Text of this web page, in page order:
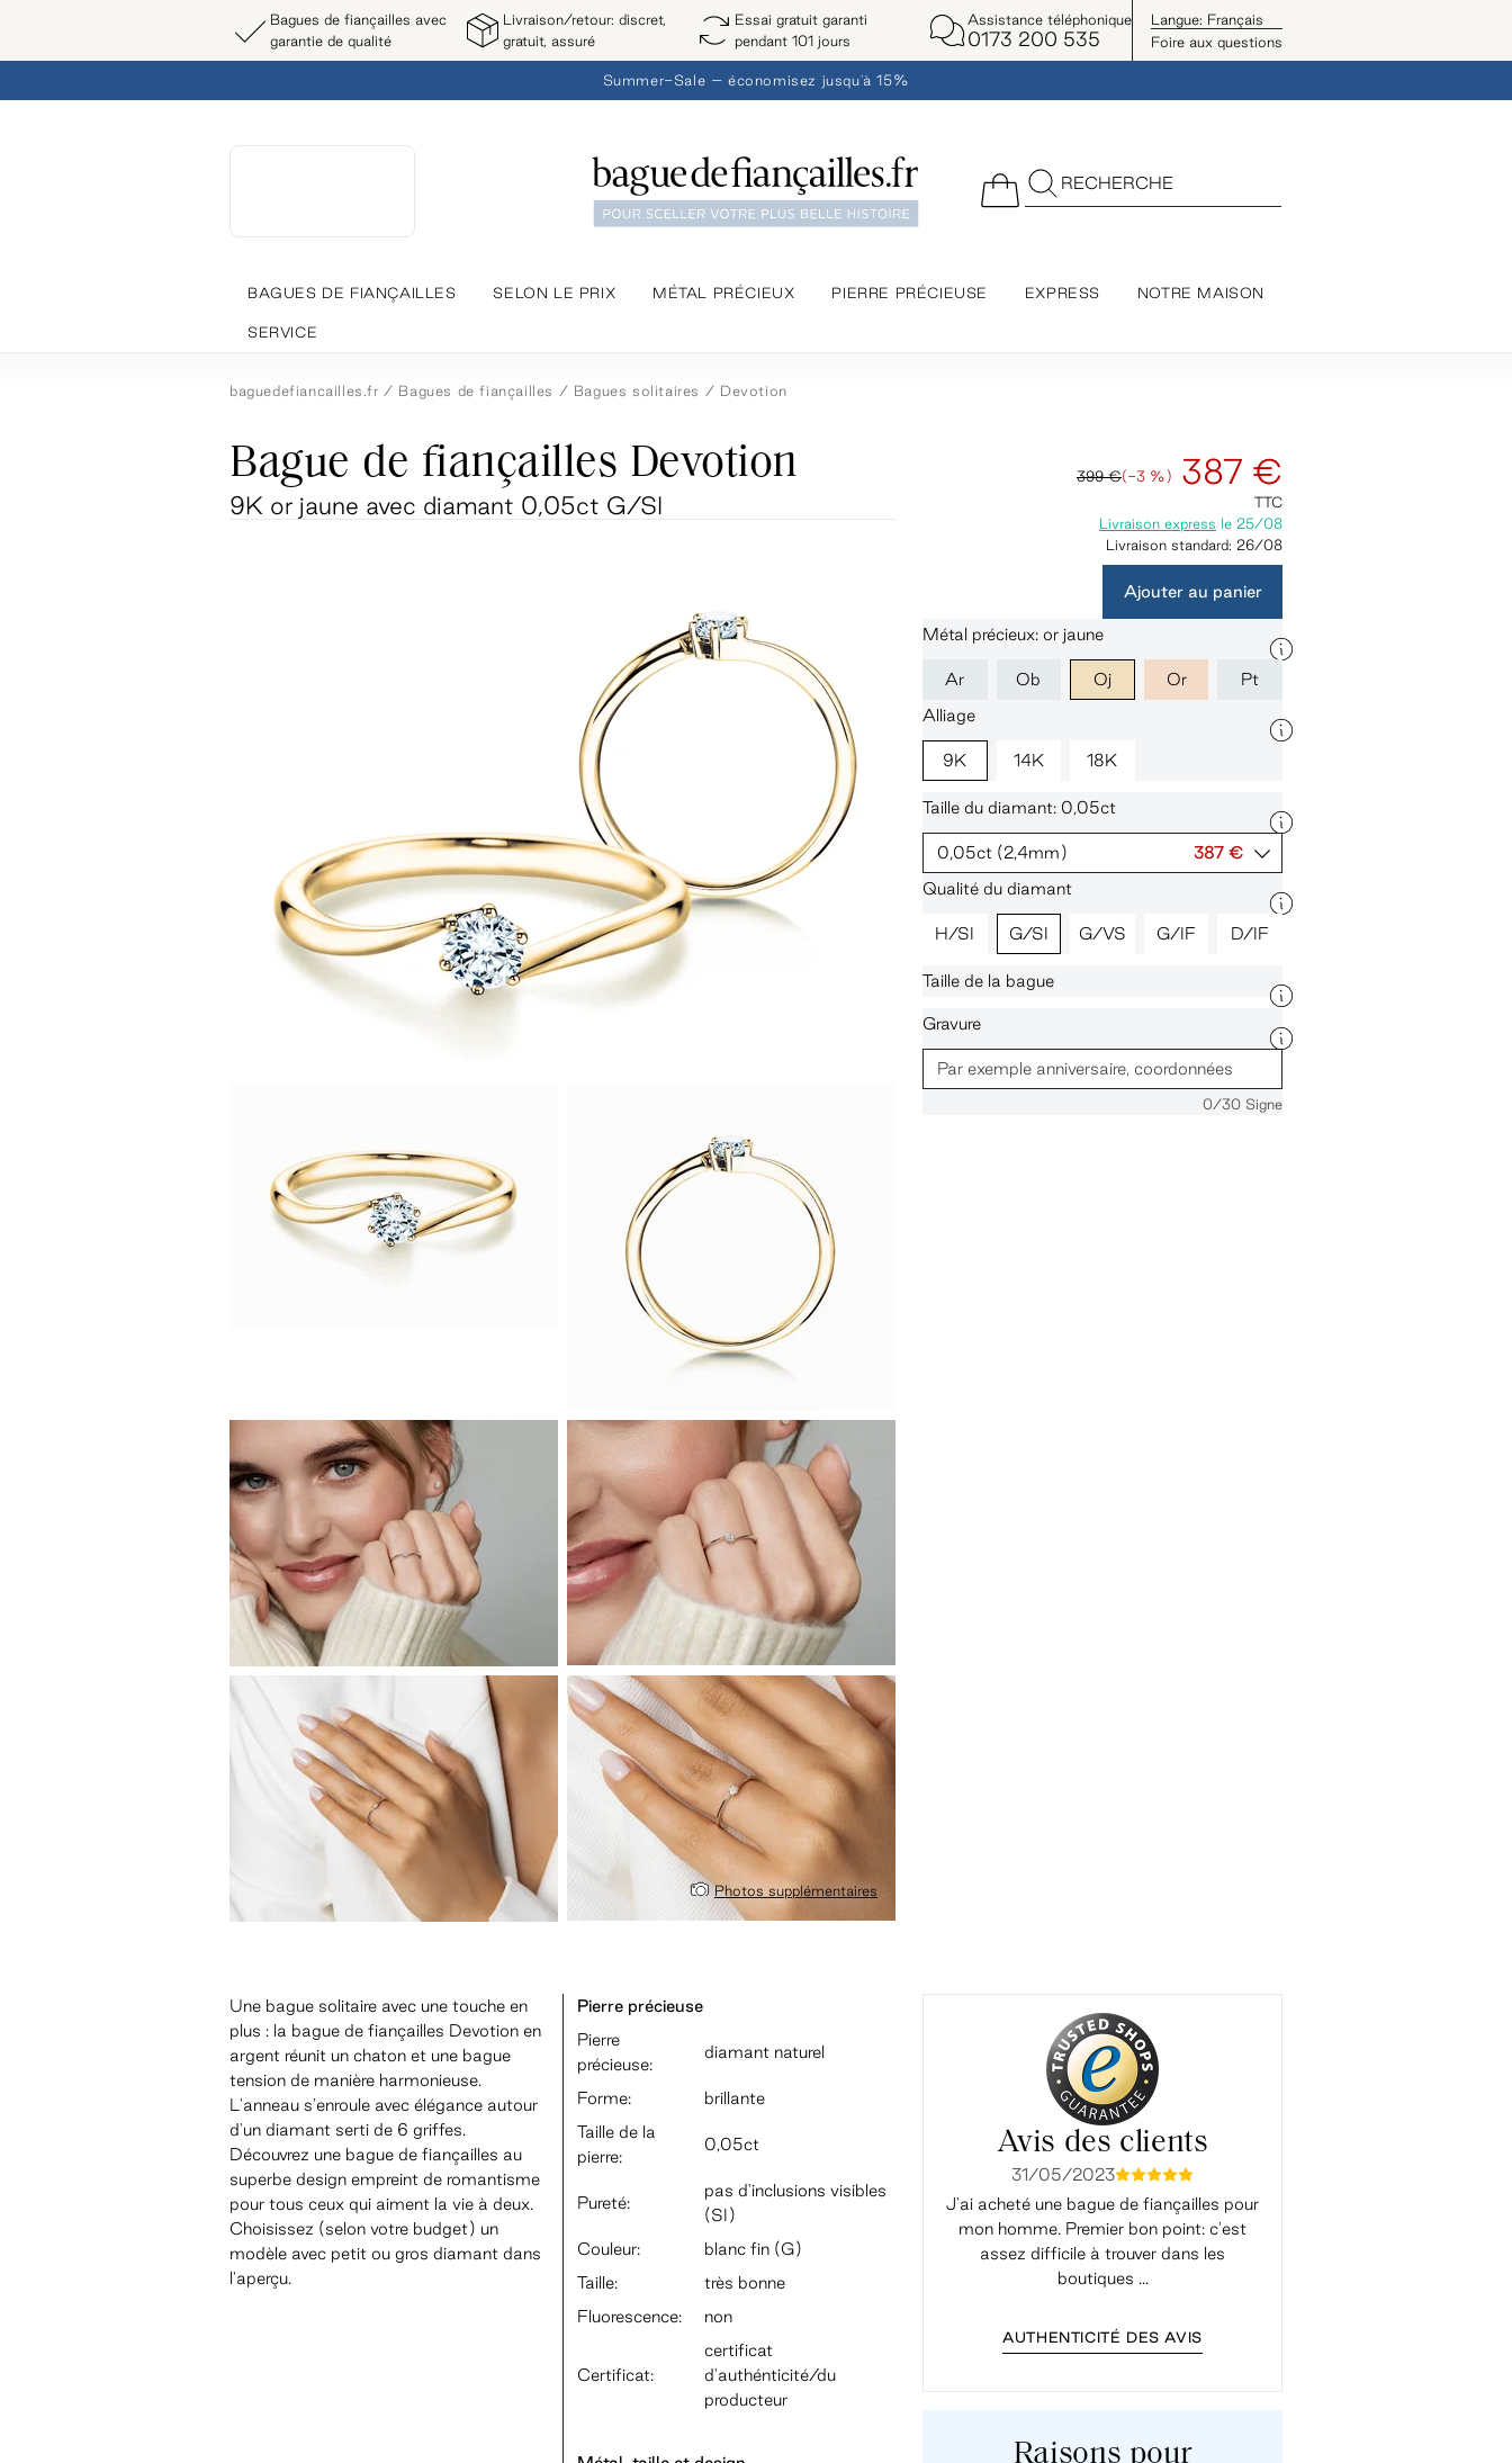
Bagues de fiançailles avec
garantie de qualité
Livraison/retour: discret,
gratuit, assuré
Essai gratuit garanti
pendant 101 jours
Assistance téléphonique
0173 200 535
Langue: Français
Foire aux questions
Summer-Sale – économisez jusqu'à 15%
RECHERCHE
BAGUES DE FIANÇAILLES SELON LE PRIX MÉTAL PRÉCIEUX PIERRE PRÉCIEUSE EXPRESS NOTRE MAISON
SERVICE
baguedefiancailles.fr Bagues de fiançailles Bagues solitaires Devotion
Bague de fiançailles Devotion
9K or jaune avec diamant 0,05ct G/SI
Photos supplémentaires
399 €(-3 %) 387 €
TTC
Livraison express le 25/08
Livraison standard: 26/08
Ajouter au panier
Métal précieux: or jaune
Ar Ob Oj Or
Pt
Alliage
9K 14K 18K
Taille du diamant: 0,05ct
0,05ct (2,4mm)
387 €
Qualité du diamant
H/SI G/SI G/VS G/IF D/IF
Taille de la bague
Gravure
0/30 Signe
Une bague solitaire avec une touche en
plus : la bague de fiançailles Devotion en
argent réunit un chaton et une bague
tension de manière harmonieuse.
L'anneau s'enroule avec élégance autour
d'un diamant serti de 6 griffes.
Découvrez une bague de fiançailles au
superbe design empreint de romantisme
pour tous ceux qui aiment la vie à deux.
Choisissez (selon votre budget) un
modèle avec petit ou gros diamant dans
l'aperçu.
Pierre précieuse
Pierre
précieuse:
diamant naturel
Forme:
brillante
Taille de la
pierre:
0,05ct
Pureté:
pas d'inclusions visibles
(SI)
Couleur:
blanc fin (G)
Taille:
très bonne
Fluorescence:
non
Certificat:
certificat
d'authénticité/du
producteur
Avis des clients
31/05/2023mmmmm
J'ai acheté une bague de fiançailles pour
mon homme. Premier bon point: c'est
assez difficile à trouver dans les
boutiques ...
AUTHENTICITÉ DES AVIS
Raisons pour